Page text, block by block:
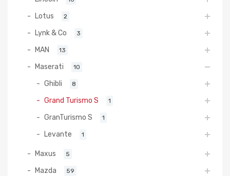
Lotus 2
Lynk & Co 3
MAN 13
Maserati 10
Ghibli 8
Grand Turismo S 1
GranTurismo S 1
Levante 1
Maxus 5
Mazda 59